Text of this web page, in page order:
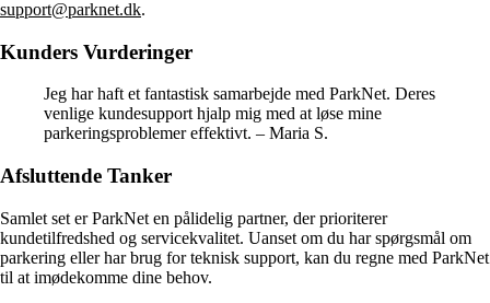
support@parknet.dk.
Kunders Vurderinger
Jeg har haft et fantastisk samarbejde med ParkNet. Deres
venlige kundesupport hjalp mig med at løse mine
parkeringsproblemer effektivt. – Maria S.
Afsluttende Tanker
Samlet set er ParkNet en pålidelig partner, der prioriterer
kundetilfredshed og servicekvalitet. Uanset om du har spørgsmål om
parkering eller har brug for teknisk support, kan du regne med ParkNet
til at imødekomme dine behov.